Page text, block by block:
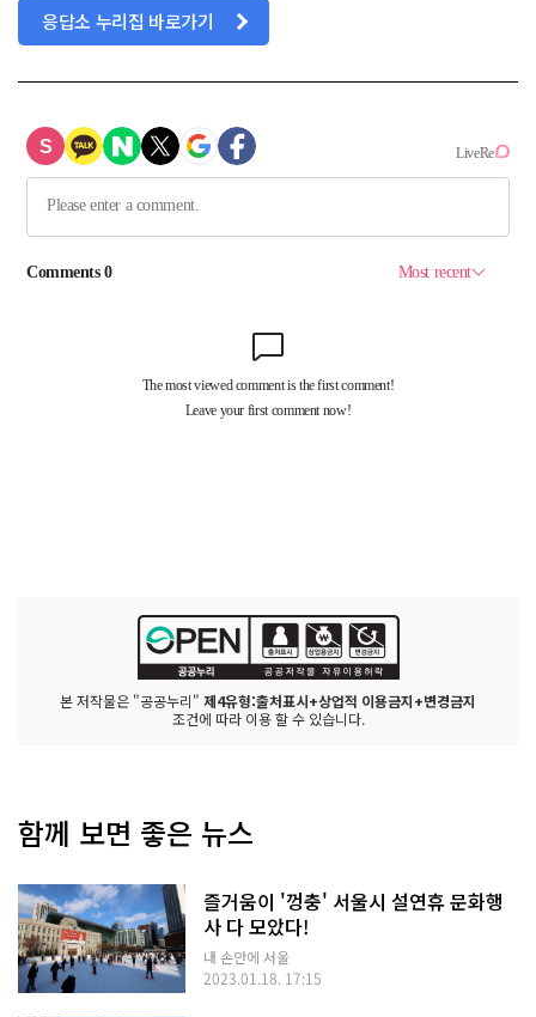
응답소 누리집 바로가기
본 저작물은 "공공누리" 제4유형:출처표시+상업적 이용금지+변경금지
조건에 따라 이용 할 수 있습니다.
함께 보면 좋은 뉴스
즐거움이 '껑충' 서울시 설연휴 문화행
사 다 모았다!
내 손안에 서울
2023.01.18. 17:15